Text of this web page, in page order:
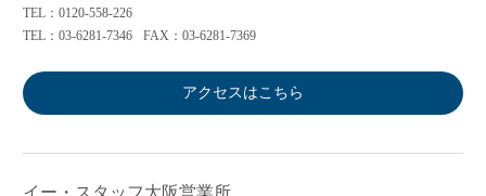
TEL：0120-558-226
TEL：03-6281-7346
FAX：03-6281-7369
アクセスはこちら